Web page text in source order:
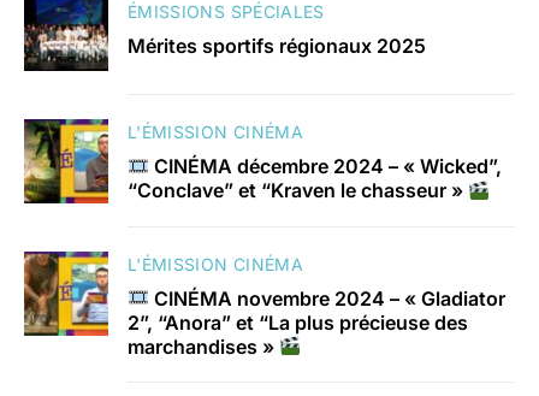
ÉMISSIONS SPÉCIALES
Mérites sportifs régionaux 2025
L'ÉMISSION CINÉMA
CINÉMA décembre 2024 – « Wicked”,
“Conclave” et “Kraven le chasseur »
L'ÉMISSION CINÉMA
CINÉMA novembre 2024 – « Gladiator
2”, “Anora” et “La plus précieuse des
marchandises »